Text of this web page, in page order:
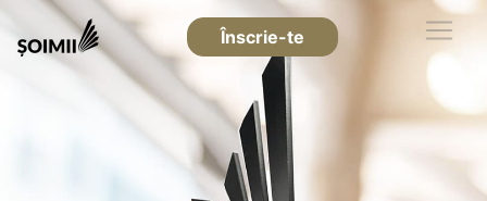
Înscrie-te